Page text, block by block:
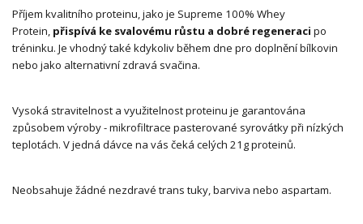
Příjem kvalitního proteinu, jako je Supreme 100% Whey
Protein, přispívá ke svalovému růstu a dobré regeneraci po
tréninku. Je vhodný také kdykoliv během dne pro doplnění bílkovin
nebo jako alternativní zdravá svačina.
Vysoká stravitelnost a využitelnost proteinu je garantována
způsobem výroby - mikrofiltrace pasterované syrovátky při nízkých
teplotách. V jedná dávce na vás čeká celých 21g proteinů.
Neobsahuje žádné nezdravé trans tuky, barviva nebo aspartam.